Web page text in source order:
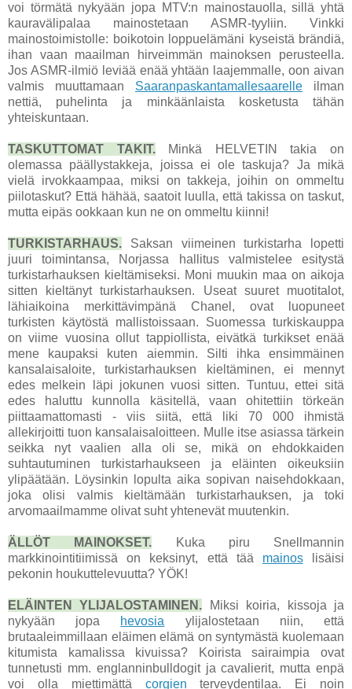
voi törmätä nykyään jopa MTV:n mainostauolla, sillä yhtä
kauravälipalaa mainostetaan ASMR-tyyliin. Vinkki
mainostoimistolle: boikotoin loppuelämäni kyseistä brändiä,
ihan vaan maailman hirveimmän mainoksen perusteella.
Jos ASMR-ilmiö leviää enää yhtään laajemmalle, oon aivan
valmis muuttamaan Saaranpaskantamallesaarelle ilman
nettiä, puhelinta ja minkäänlaista kosketusta tähän
yhteiskuntaan.
TASKUTTOMAT TAKIT.Minkä HELVETIN takia on
olemassa päällystakkeja, joissa ei ole taskuja? Ja mikä
vielä irvokkaampaa, miksi on takkeja, joihin on ommeltu
piilotaskut? Että hähää, saatoit luulla, että takissa on taskut,
mutta eipäs ookkaan kun ne on ommeltu kiinni!
TURKISTARHAUS. Saksan viimeinen turkistarha lopetti
juuri toimintansa, Norjassa hallitus valmistelee esitystä
turkistarhauksen kieltämiseksi. Moni muukin maa on aikoja
sitten kieltänyt turkistarhauksen. Useat suuret muotitalot,
lähiaikoina merkittävimpänä Chanel, ovat luopuneet
turkisten käytöstä mallistoissaan. Suomessa turkiskauppa
on viime vuosina ollut tappiollista, eivätkä turkikset enää
mene kaupaksi kuten aiemmin. Silti ihka ensimmäinen
kansalaisaloite, turkistarhauksen kieltäminen, ei mennyt
edes melkein läpi jokunen vuosi sitten. Tuntuu, ettei sitä
edes haluttu kunnolla käsitellä, vaan ohitettiin törkeän
piittaamattomasti - viis siitä, että liki 70 000 ihmistä
allekirjoitti tuon kansalaisaloitteen. Mulle itse asiassa tärkein
seikka nyt vaalien alla oli se, mikä on ehdokkaiden
suhtautuminen turkistarhaukseen ja eläinten oikeuksiin
ylipäätään. Löysinkin lopulta aika sopivan naisehdokkaan,
joka olisi valmis kieltämään turkistarhauksen, ja toki
arvomaailmamme olivat suht yhtenevät muutenkin.
ÄLLÖT MAINOKSET. Kuka piru Snellmannin
markkinointitiimissä on keksinyt, että tää mainoslisäisi
pekonin houkuttelevuutta? YÖK!
ELÄINTEN YLIJALOSTAMINEN. Miksi koiria, kissoja ja
nykyään jopa hevosia ylijalostetaan niin, että
brutaaleimmillaan eläimen elämä on syntymästä kuolemaan
kitumista kamalissa kivuissa? Koirista sairaimpia ovat
tunnetusti mm. englanninbulldogit ja cavalierit, mutta enpä
voi olla miettimättä corgien terveydentilaa. Ei noin